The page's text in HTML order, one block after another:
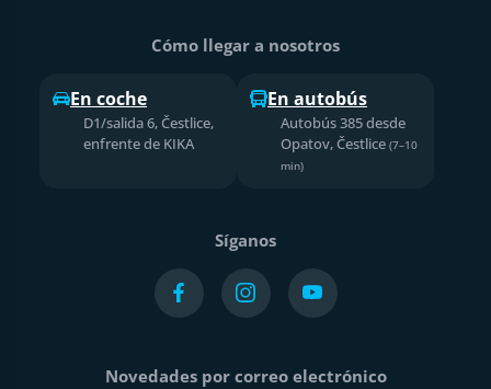
Cómo llegar a nosotros
En coche
D1/salida 6, Čestlice,
enfrente de KIKA
En autobús
Autobús 385 desde
Opatov, Čestlice (7–10
min)
Síganos
Novedades por correo electrónico